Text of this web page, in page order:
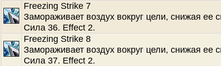
Freezing Strike 7
Замораживает воздух вокруг цели, снижая ее
Сила 36. Effect 2.
Freezing Strike 8
Замораживает воздух вокруг цели, снижая ее
Сила 37. Effect 2.